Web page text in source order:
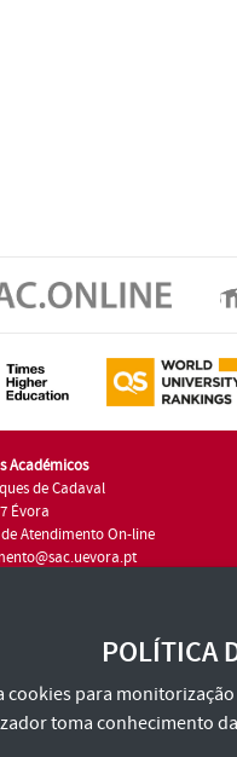
Académicos
de Cadaval
Évora
Atendimento On-line
POLÍTICA
cookies para
toma conhecimento